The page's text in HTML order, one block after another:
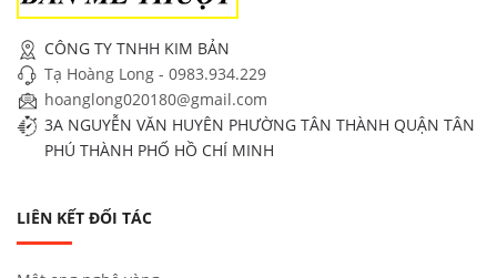
CÔNG TY TNHH KIM BẢN
Tạ Hoàng Long - 0983.934.229
hoanglong020180@gmail.com
3A NGUYỄN VĂN HUYÊN PHƯỜNG TÂN THÀNH QUẬN TÂN
PHÚ THÀNH PHỐ HỒ CHÍ MINH
LIÊN KẾT ĐỐI TÁC